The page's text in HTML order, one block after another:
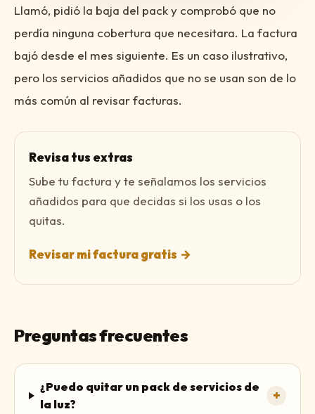
Llamó, pidió la baja del pack y comprobó que no
perdía ninguna cobertura que necesitara. La factura
bajó desde el mes siguiente. Es un caso ilustrativo,
pero los servicios añadidos que no se usan son de lo
más común al revisar facturas.
Revisa tus extras
Sube tu factura y te señalamos los servicios
añadidos para que decidas si los usas o los
quitas.
Revisar mi factura gratis →
Preguntas frecuentes
¿Puedo quitar un pack de servicios de
la luz?
+